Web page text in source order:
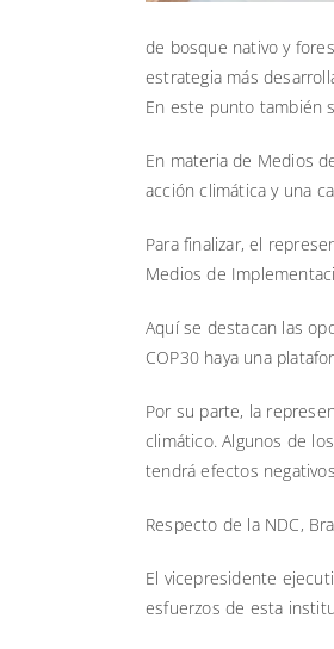
de bosque nativo y
estrategia más
En este punto también
En materia de Medios
acción climática y una
Para finalizar, el
Medios de
Aquí se destacan las
COP30 haya una
Por su parte, la
climático. Algunos de
tendrá efectos
Respecto de la NDC,
El vicepresidente
esfuerzos de esta